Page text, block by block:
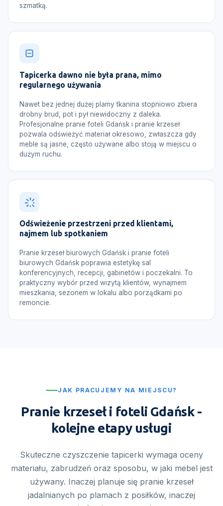
szmatką.
Tapicerka dawno nie była prana, mimo
regularnego używania
Nawet bez jednej dużej plamy tkanina stopniowo zbiera
drobny brud, pot i pył niewidoczny z daleka.
Profesjonalne pranie foteli Gdańsk i pranie krzeseł
pozwala odświeżyć materiał okresowo, zwłaszcza gdy
meble są jasne, często używane albo stoją w miejscu o
dużym ruchu.
Odświeżenie przestrzeni przed klientami,
najmem lub spotkaniem
Pranie krzeseł biurowych Gdańsk i pranie foteli
biurowych Gdańsk poprawia estetykę sal
konferencyjnych, recepcji, gabinetów i poczekalni. To
praktyczny wybór przed wizytą klientów, wynajmem
mieszkania, sezonem w lokalu albo porządkami po
remoncie.
JAK PRACUJEMY NA MIEJSCU?
Pranie krzeseł i foteli Gdańsk -
kolejne etapy usługi
Skuteczne czyszczenie tapicerki wymaga oceny
materiału, zabrudzeń oraz sposobu, w jaki mebel jest
używany. Inaczej planuje się pranie krzeseł
jadalnianych po plamach z posiłków, inaczej